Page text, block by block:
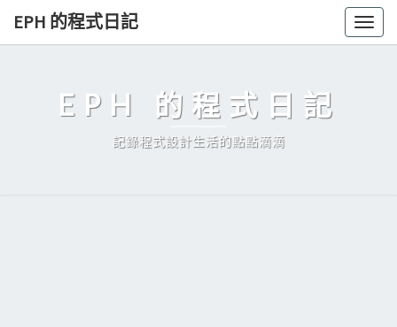
Skip
EPH 的程式日記
EPH 的程式日記
記錄程式設計生活的點點滴滴